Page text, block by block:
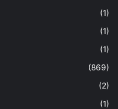
(1)
(1)
(1)
(869)
(2)
(1)